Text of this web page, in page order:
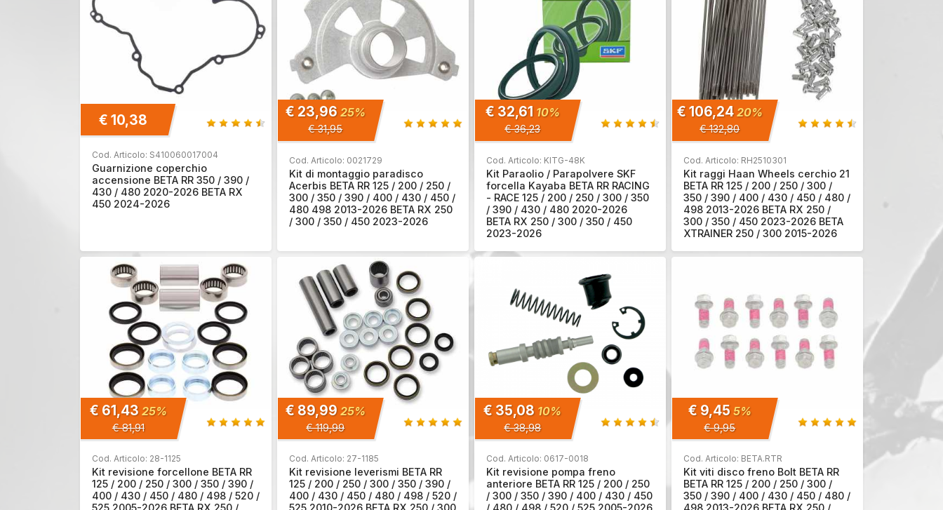
€ 10,38
Cod. Articolo: S410060017004
Guarnizione coperchio
accensione BETA RR 350 / 390 /
430 / 480 2020-2026 BETA RX
450 2024-2026
€ 23,96 25%
€ 31,95
Cod. Articolo: 0021729
Kit di montaggio paradisco
Acerbis BETA RR 125 / 200 / 250 /
300 / 350 / 390 / 400 / 430 / 450 /
480 498 2013-2026 BETA RX 250
/ 300 / 350 / 450 2023-2026
€ 32,61 10%
€ 36,23
Cod. Articolo: KITG-48K
Kit Paraolio / Parapolvere SKF
forcella Kayaba BETA RR RACING
- RACE 125 / 200 / 250 / 300 / 350
/ 390 / 430 / 480 2020-2026
BETA RX 250 / 300 / 350 / 450
2023-2026
€ 106,2420%
€ 132,80
Cod. Articolo: RH2510301
Kit raggi Haan Wheels cerchio 21
BETA RR 125 / 200 / 250 / 300 /
350 / 390 / 400 / 430 / 450 / 480 /
498 2013-2026 BETA RX 250 /
300 / 350 / 450 2023-2026 BETA
XTRAINER 250 / 300 2015-2026
€ 61,43 25%
€ 81,91
Cod. Articolo: 28-1125
Kit revisione forcellone BETA RR
125 / 200 / 250 / 300 / 350 / 390 /
400 / 430 / 450 / 480 / 498 / 520 /
€ 89,99 25%
€ 119,99
Cod. Articolo: 27-1185
Kit revisione leverismi BETA RR
125 / 200 / 250 / 300 / 350 / 390 /
400 / 430 / 450 / 480 / 498 / 520 /
€ 35,08 10%
€ 38,98
Cod. Articolo: 0617-0018
Kit revisione pompa freno
anteriore BETA RR 125 / 200 / 250
/ 300 / 350 / 390 / 400 / 430 / 450
€ 9,45 5%
€ 9,95
Cod. Articolo: BETA.RTR
Kit viti disco freno Bolt BETA RR
BETA RR 125 / 200 / 250 / 300 /
350 / 390 / 400 / 430 / 450 / 480 /